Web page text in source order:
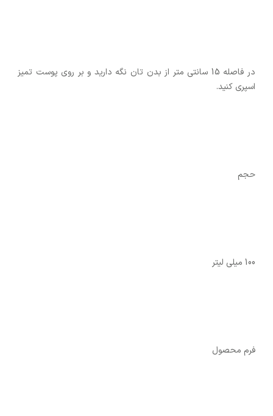
در فاصله 15 سانتی متر از بدن تان نگه دارید و بر روی پوست تمیز
اسپری کنید.
حجم
100 میلی لیتر
فرم محصول